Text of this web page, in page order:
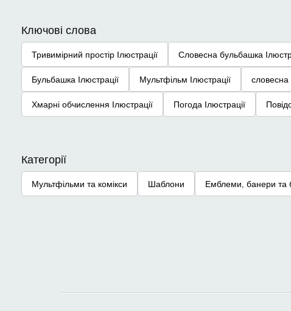
Ключові слова
Тривимірний простір Ілюстрації Словесна бульбашка
Бульбашка Ілюстрації Мультфільм Ілюстрації словесна
Хмарні обчислення Ілюстрації Погода Ілюстрації
Категорії
Мультфільми та комікси Шаблони Емблеми, банери та